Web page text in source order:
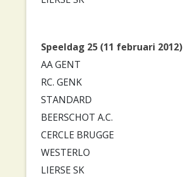
Speeldag 25 (11 februari 2012)
AA GENT
RC. GENK
STANDARD
BEERSCHOT A.C.
CERCLE BRUGGE
WESTERLO
LIERSE SK